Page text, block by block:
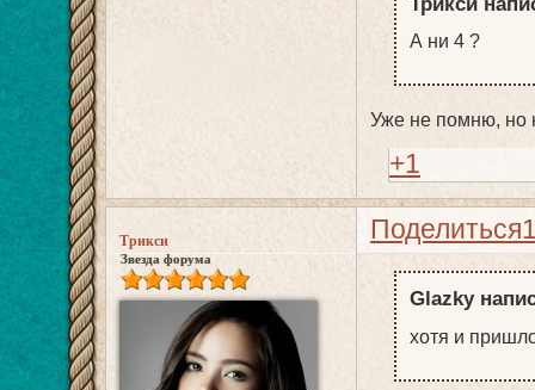
А ни 4 ?
Уже не помню, но
+1
Поделиться
Трикси
Звезда форума
Glazky
хотя и